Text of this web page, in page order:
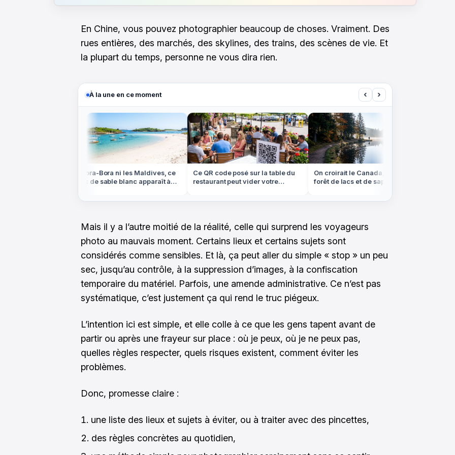
En Chine, vous pouvez photographier beaucoup de choses. Vraiment. Des
rues entières, des marchés, des skylines, des trains, des scènes de vie. Et
la plupart du temps, personne ne vous dira rien.
À la une en ce moment ‹ ›
Ni Bora-Bora ni les Maldives, ce
banc de sable blanc apparaît à
Ce QR code posé sur la table du
restaurant peut vider votre
On croirait le Canada, mais cette
forêt de lacs et de sapins est dans
Mais il y a l’autre moitié de la réalité, celle qui surprend les voyageurs
photo au mauvais moment. Certains lieux et certains sujets sont
considérés comme sensibles. Et là, ça peut aller du simple « stop » un peu
sec, jusqu’au contrôle, à la suppression d’images, à la confiscation
temporaire du matériel. Parfois, une amende administrative. Ce n’est pas
systématique, c’est justement ça qui rend le truc piégeux.
L’intention ici est simple, et elle colle à ce que les gens tapent avant de
partir ou après une frayeur sur place : où je peux, où je ne peux pas,
quelles règles respecter, quels risques existent, comment éviter les
problèmes.
Donc, promesse claire :
une liste des lieux et sujets à éviter, ou à traiter avec des pincettes,
des règles concrètes au quotidien,